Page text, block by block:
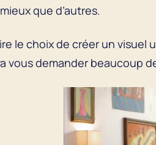
que d’autres.
le choix de créer un visuel
vous demander beaucoup